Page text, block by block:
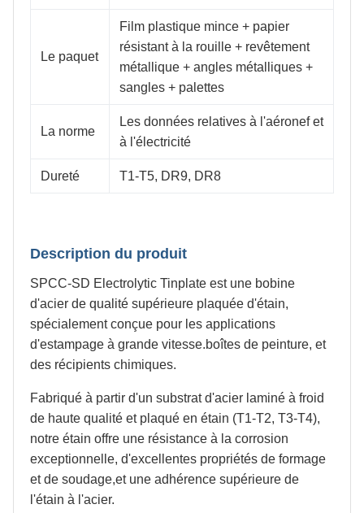
Le paquet
Film plastique mince + papier
résistant à la rouille + revêtement
métallique + angles métalliques +
sangles + palettes
La norme
Les données relatives à l'aéronef et
à l'électricité
Dureté T1-T5, DR9, DR8
Description du produit
SPCC-SD Electrolytic Tinplate est une bobine
d'acier de qualité supérieure plaquée d'étain,
spécialement conçue pour les applications
d'estampage à grande vitesse.boîtes de peinture, et
des récipients chimiques.
Fabriqué à partir d'un substrat d'acier laminé à froid
de haute qualité et plaqué en étain (T1-T2, T3-T4),
notre étain offre une résistance à la corrosion
exceptionnelle, d'excellentes propriétés de formage
et de soudage,et une adhérence supérieure de
l'étain à l'acier.